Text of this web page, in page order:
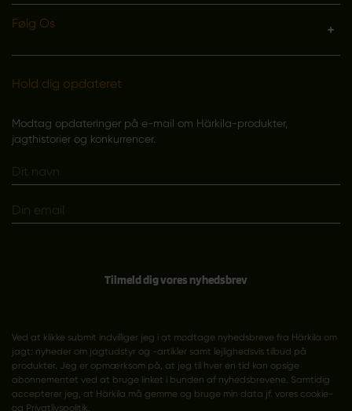
Følg Os
Hold dig opdateret
Modtag opdateringer på e-mail om Härkila-produkter,
jagthistorier og konkurrencer.
Tilmeld dig vores nyhedsbrev
Ved at klikke submit indvilliger jeg i at modtage nyhedsbreve fra Härkila om
jagt: nyheder om jagtudstyr og -artikler samt lejlighedsvis tilbud på
produkter. Jeg er opmærksom på, at jeg til hver en tid kan opsige
abonnementet ved at bruge linket i bunden af nyhedsbrevene. Samtidig
accepterer jeg, at Härkila må gemme og bruge min data jf. vores cookie-
og Privatlivspolitik.